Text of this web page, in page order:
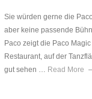
Sie würden gerne die
aber keine passende
Paco zeigt die Paco
Restaurant, auf der
gut sehen … Read More